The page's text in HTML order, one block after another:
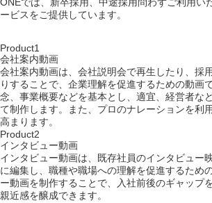
ONEでは、新卒採用、中途採用問わずご利用い
ービスをご提供しています。
Product1
会社案内動画
会社案内動画は、会社説明会で再生したり、採
りすることで、企業理解を促進するための動画
念、事業概要などを基本とし、適宜、経営者な
て制作します。また、プロのナレーションを利
高まります。
Product2
インタビュー動画
インタビュー動画は、既存社員のインタビュー
に編集し、職種や職場への理解を促進するため
ー動画を制作することで、入社前後のギャップ
親近感を醸成できます。